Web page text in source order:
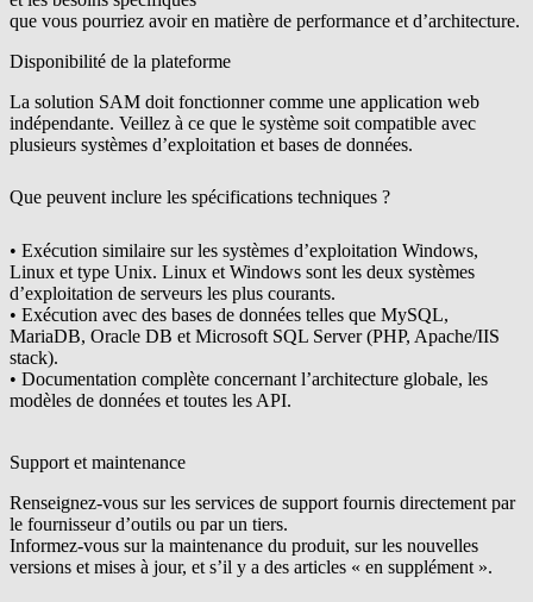
que vous pourriez avoir en matière de performance et d’architecture.
Disponibilité de la plateforme
La solution SAM doit fonctionner comme une application web
indépendante. Veillez à ce que le système soit compatible avec
plusieurs systèmes d’exploitation et bases de données.
Que peuvent inclure les spécifications techniques ?
• Exécution similaire sur les systèmes d’exploitation Windows,
Linux et type Unix. Linux et Windows sont les deux systèmes
d’exploitation de serveurs les ­plus ­courants.
• Exécution avec des bases de données telles que MySQL,
MariaDB, Oracle DB et Microsoft SQL Server (PHP, Apache/IIS
stack).
• Documentation complète concernant l’architecture globale, les
modèles de données et toutes les API.
Support et maintenance
Renseignez-vous sur les services de support fournis directement par
le fournisseur d’outils ou par un tiers.
Informez-vous sur la maintenance du produit, sur les nouvelles
versions et mises à jour, et s’il y a des articles « en supplément ».